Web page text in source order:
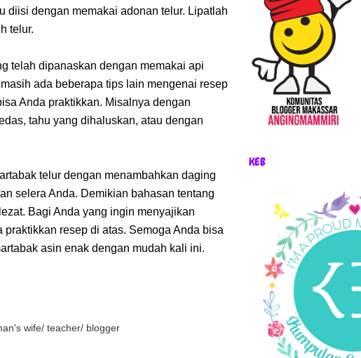
diisi dengan memakai adonan telur. Lipatlah
telur.
telah dipanaskan dengan memakai api
ada beberapa tips lain mengenai resep
Anda praktikkan. Misalnya dengan
tahu yang dihaluskan, atau dengan
telur dengan menambahkan daging
selera Anda. Demikian bahasan tentang
Bagi Anda yang ingin menyajikan
resep di atas. Semoga Anda bisa
asin enak dengan mudah kali ini.
wife/ teacher/ blogger
KEB